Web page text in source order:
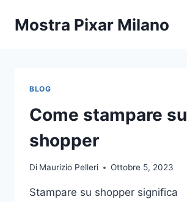
Mostra Pixar Milano
BLOG
Come stampare su
shopper
Di Maurizio Pelleri Ottobre 5, 2023
Stampare su shopper significa